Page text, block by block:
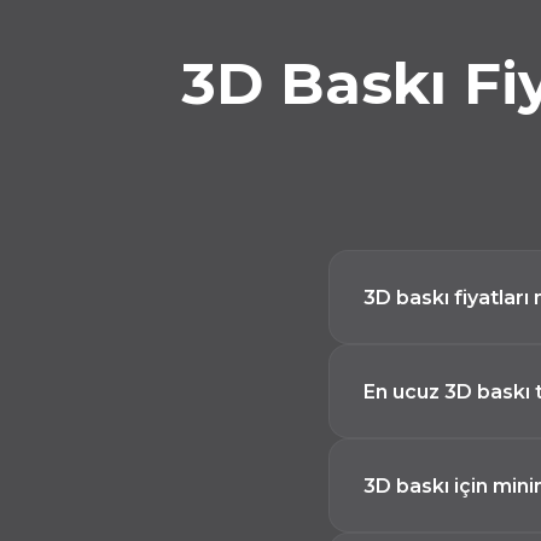
3D Baskı
3D baskı fiyatları
baskı teknolojisi
En ucuz 3D
gram başına
3D baskı için